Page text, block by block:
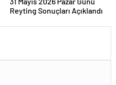
Reyting Sonuçları Açıklandı